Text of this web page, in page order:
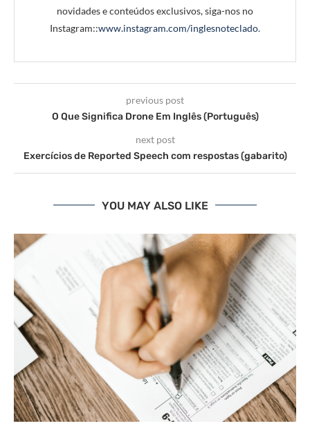
novidades e conteúdos exclusivos, siga-nos no
Instagram::www.instagram.com/inglesnoteclado.
previous post
O Que Significa Drone Em Inglês (Português)
next post
Exercícios de Reported Speech com respostas (gabarito)
YOU MAY ALSO LIKE